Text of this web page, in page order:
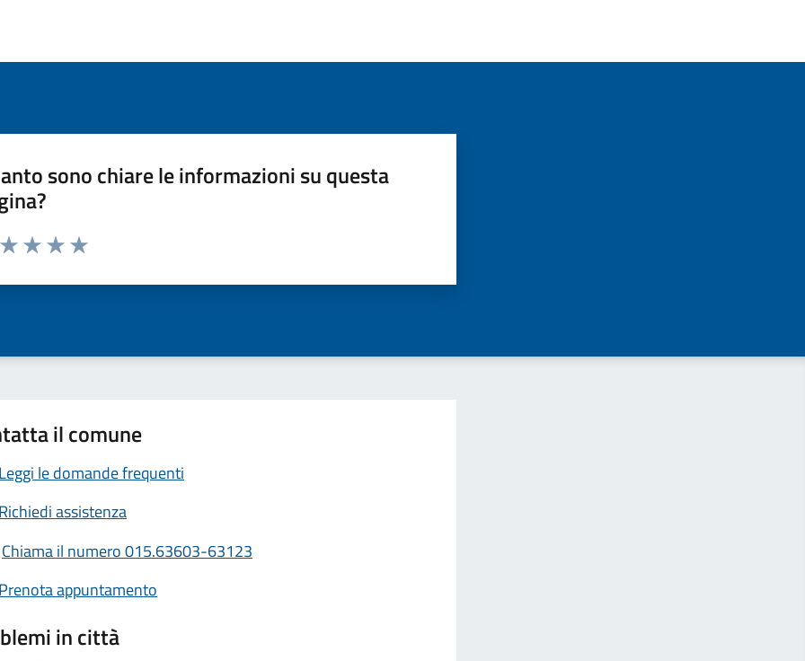
sono chiare le informazioni su questa
da 1 a 5 stelle la pagina
il comune
Leggi le domande frequenti
Richiedi assistenza
Chiama il numero 015.63603-63123
Prenota appuntamento
in città